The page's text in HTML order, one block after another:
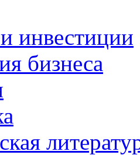
инвестиции
бизнеса